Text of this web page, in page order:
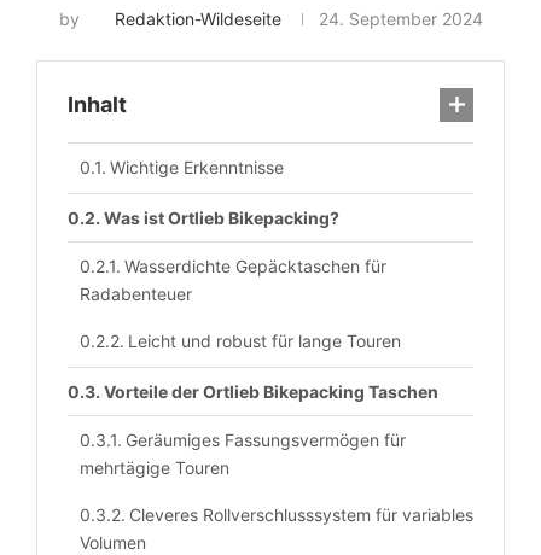
by Redaktion-Wildeseite 24. September 2024
Inhalt
Wichtige Erkenntnisse
Was ist Ortlieb Bikepacking?
Wasserdichte Gepäcktaschen für
Radabenteuer
Leicht und robust für lange Touren
Vorteile der Ortlieb Bikepacking Taschen
Geräumiges Fassungsvermögen für
mehrtägige Touren
Cleveres Rollverschlusssystem für variables
Volumen